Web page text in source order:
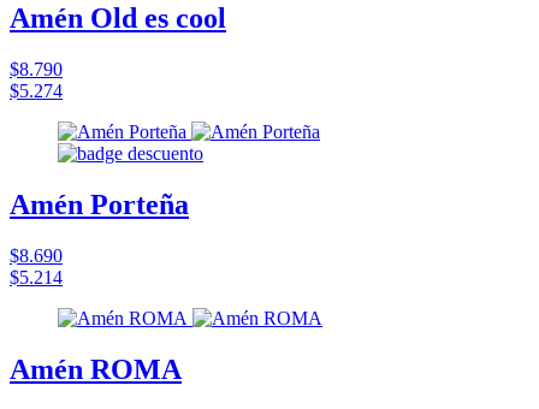
Amén Old es cool
$8.790
$5.274
Amén Porteña
$8.690
$5.214
Amén ROMA